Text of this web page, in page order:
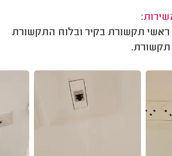
תקשורת בקיר ובלוח התקשורת
תקשורת.